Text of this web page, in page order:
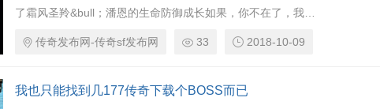
了霜风圣羚&bull；潘恩的生命防御成长如果，你不在了，我…
传奇发布网-传奇sf发布网 33 2018-10-09
我也只能找到几177传奇下载个BOSS而已